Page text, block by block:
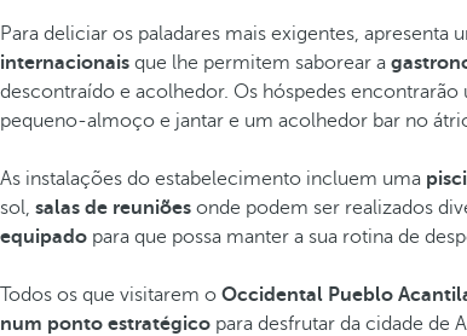
Para deliciar os paladares mais exigentes, apresenta
internacionais que lhe permitem saborear a
descontraído e acolhedor. Os hóspedes
pequeno-almoço e jantar e um acolhedor bar no
As instalações do estabelecimento incluem uma
sol, salas de reuniões onde podem ser realizados
equipado para que possa manter a sua rotina de
Todos os que visitarem o Occidental Pueblo
num ponto estratégico para desfrutar da cidade de